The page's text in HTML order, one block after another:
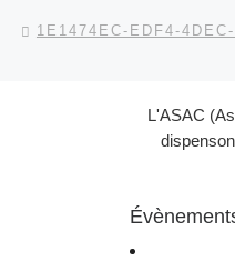
Parcourir les
1E1474EC-EDF4-
L'ASAC